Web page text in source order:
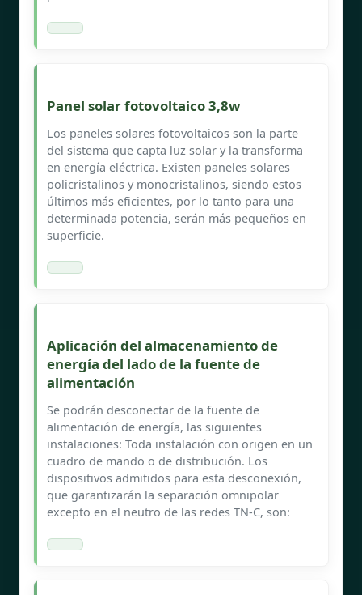
Panel solar fotovoltaico 3,8w
Los paneles solares fotovoltaicos son la parte
del sistema que capta luz solar y la transforma
en energía eléctrica. Existen paneles solares
policristalinos y monocristalinos, siendo estos
últimos más eficientes, por lo tanto para una
determinada potencia, serán más pequeños en
superficie.
Aplicación del almacenamiento de
energía del lado de la fuente de
alimentación
Se podrán desconectar de la fuente de
alimentación de energía, las siguientes
instalaciones: Toda instalación con origen en un
cuadro de mando o de distribución. Los
dispositivos admitidos para esta desconexión,
que garantizarán la separación omnipolar
excepto en el neutro de las redes TN-C, son: